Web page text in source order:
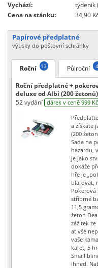
Vychází:
týdeník
Cena na stánku:
34,90
Papírové předplatné
výtisky do poštovní schránky
Roční 13 Půlroční 4
Roční předplatné +
deluxe od Albi (200 žetonů)
52 vydání dárek v ceně 999 Kč
a získáte
(200
Sada na
hazardu,
je jako
dokáže
hře je
blafovat,
stříbrné
11,5
žeton
zážitek
ať vše
vaše
karet, 5
Small
ihned.